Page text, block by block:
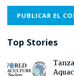
Top Stories